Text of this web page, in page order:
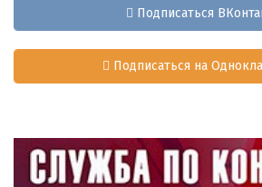
Подписаться
Подписаться на